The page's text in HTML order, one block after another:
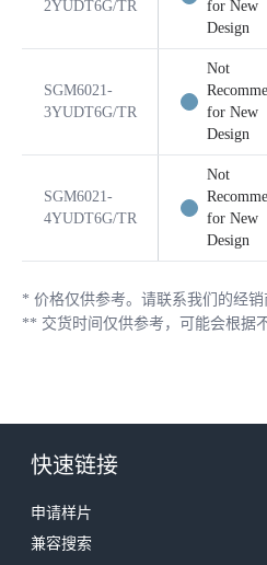
2YUDT6G/TR
for New
Design
SGM6021-
3YUDT6G/TR
Not
for New
Design
SGM6021-
4YUDT6G/TR
Not
for New
Design
* 价格仅供参考。请联系我们的经销
** 交货时间仅供参考，可能会根据
快速链接
申请样片
兼容搜索